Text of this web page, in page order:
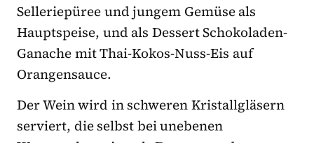
Selleriepüree und jungem Gemüse als
Hauptspeise, und als Dessert Schokoladen-
Ganache mit Thai-Kokos-Nuss-Eis auf
Orangensauce.
Der Wein wird in schweren Kristallgläsern
serviert, die selbst bei unebenen